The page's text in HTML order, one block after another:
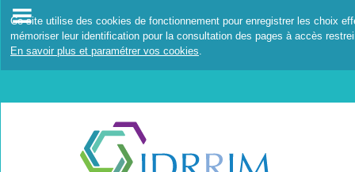
Ce site utilise des cookies de fonctionnement pour enregistrer les choix
mémoriser leur identification pour la consultation des pages à accès
En savoir plus et paramétrer vos cookies